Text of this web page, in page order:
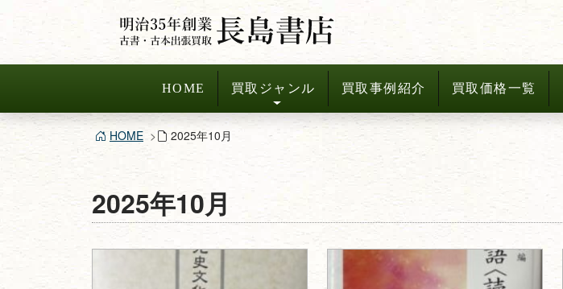
へ
HOME 買取ジャンル 買取事例紹介 買取価格一覧
HOME 2025年10月
2025年10月